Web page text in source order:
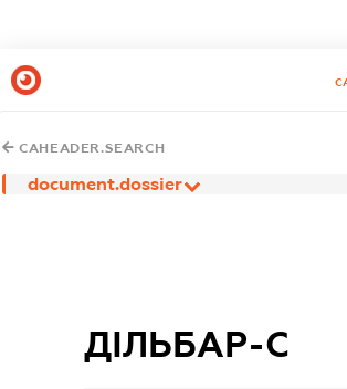
CAHEADER.SEARCH
document.dossier
ДІЛЬБАР-С